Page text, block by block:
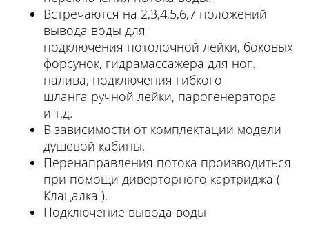
Встречаются на 2,3,4,5,6,7 положений
вывода воды для
подключения потолочной лейки, боковых
форсунок, гидрамассажера для ног.
налива, подключения гибкого
шланга ручной лейки, парогенератора
и т.д.
В зависимости от комплектации модели
душевой кабины.
Перенаправления потока производиться
при помощи диверторного картриджа (
Клацалка ).
Подключение вывода воды